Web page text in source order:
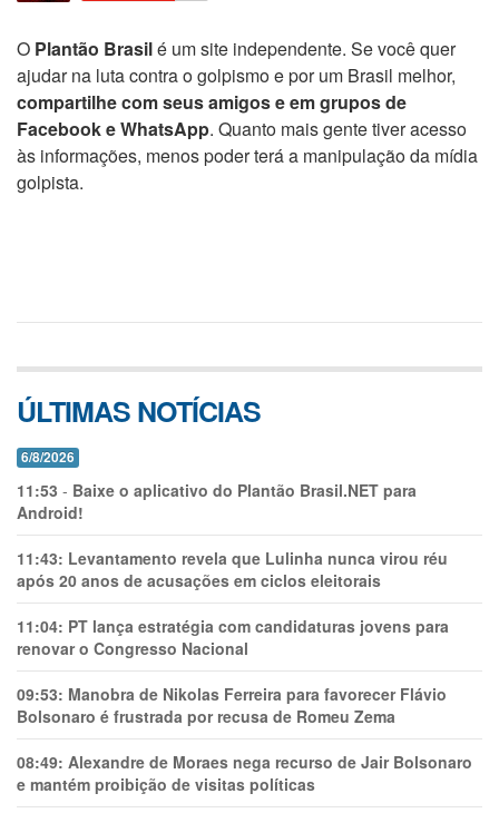
O Plantão Brasilé um site independente. Se você quer
ajudar na luta contra o golpismo e por um Brasil melhor,
compartilhe com seus amigos e em grupos de
Facebook e WhatsApp. Quanto mais gente tiver acesso
às informações, menos poder terá a manipulação da mídia
golpista.
ÚLTIMAS NOTÍCIAS
6/8/2026
11:53 - Baixe o aplicativo do Plantão Brasil.NET para
Android!
11:43: Levantamento revela que Lulinha nunca virou réu
após 20 anos de acusações em ciclos eleitorais
11:04: PT lança estratégia com candidaturas jovens para
renovar o Congresso Nacional
09:53: Manobra de Nikolas Ferreira para favorecer Flávio
Bolsonaro é frustrada por recusa de Romeu Zema
08:49: Alexandre de Moraes nega recurso de Jair Bolsonaro
e mantém proibição de visitas políticas